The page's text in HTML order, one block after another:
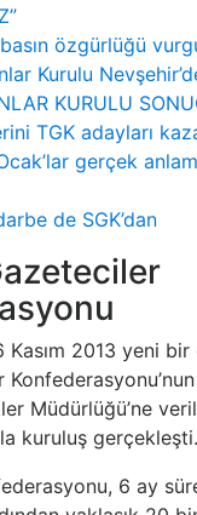
basın özgürlüğü
Kurulu
KURULU
TGK adayları
gerçek
de SGK’dan
Kasım 2013 yeni
Müdürlüğü’ne
kuruluş gerçekleşti.
6 ay